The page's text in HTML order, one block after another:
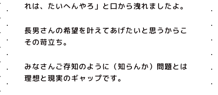
れは、たいへんやろ」と口から洩れましたよ。
長男さんの希望を叶えてあげたいと思うからこ
その苛立ち。
みなさんご存知のように（知らんか）問題とは
理想と現実のギャップです。